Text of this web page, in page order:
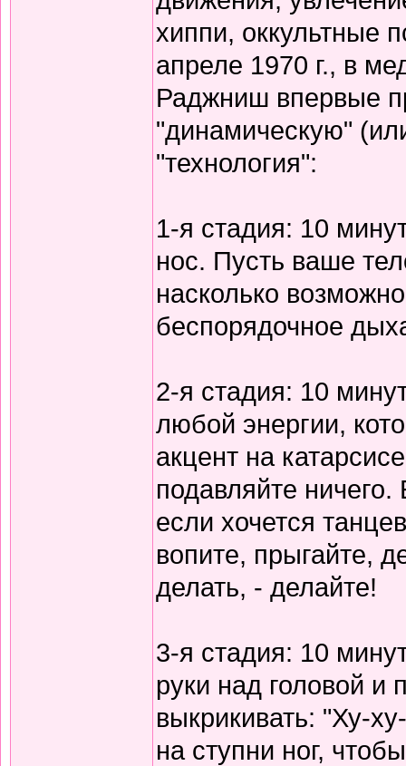
хиппи, оккультные
апреле 1970 г., в
Раджниш впервые
"динамическую"
"технология":
1-я стадия: 10
нос. Пусть ваше
насколько
беспорядочное
2-я стадия: 10
любой энергии,
акцент на
подавляйте
если хочется
вопите, прыгайте,
делать, - делайте!
3-я стадия: 10
руки над головой и
выкрикивать: "Ху-
на ступни ног,